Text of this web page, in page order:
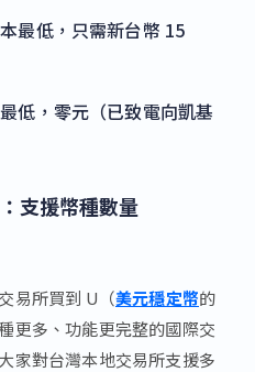
最低，只需新台幣 15
低，零元（已致電向凱基
支援幣種數量
易所買到 U（美元穩定幣的
更多、功能更完整的國際交
家對台灣本地交易所支援多